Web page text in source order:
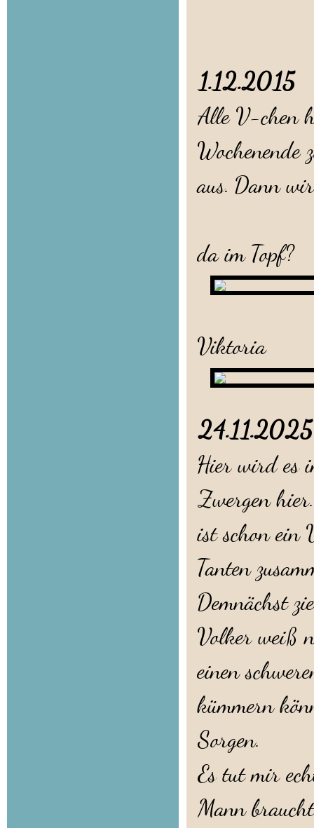
Alle V-chen
aus. Dann
da im Topf?
Viktoria
Hier wird es
Zwergen
ist schon ein
Tanten
Demnächst
Volker weiß
einen
kümmern
Sorgen.
Es tut mir
Mann